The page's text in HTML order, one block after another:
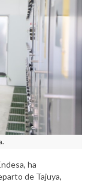
ha
de Tajuya,